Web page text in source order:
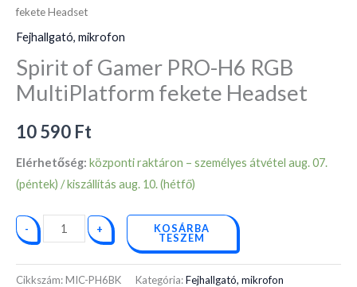
fekete Headset
Fejhallgató, mikrofon
Spirit of Gamer PRO-H6 RGB
MultiPlatform fekete Headset
10 590 Ft
Elérhetőség: központi raktáron – személyes átvétel aug. 07.
(péntek) / kiszállítás aug. 10. (hétfő)
- + KOSÁRBA
TESZEM
Cikkszám:MIC-PH6BK Kategória:Fejhallgató, mikrofon